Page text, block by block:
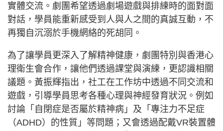
實體交流。劇團希望透過劇場遊戲與排練時的面對面
對話，學員能重新感受到人與人之間的真誠互動，不
再獨自沉溺於手機網絡的死胡同。
為了讓學員更深入了解精神健康，劇團特別與香港心
理衛生會合作，讓他們透過課堂與演練，更認識相關
議題。黃振輝指出，社工在工作坊中透過不同交流和
遊戲，引導學員思考各種心理與神經發育狀況。例如
討論「自閉症是否屬於精神病」及「專注力不足症
（ADHD）的性質」等問題；又會透過配戴VR裝置體